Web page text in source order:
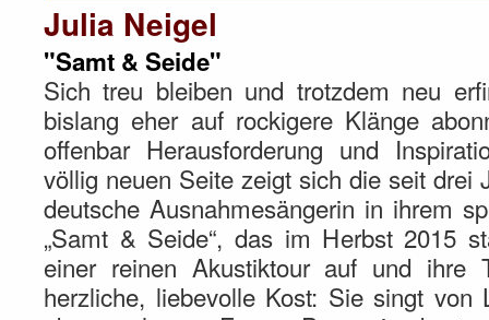
Julia Neigel
"Samt & Seide"
Sich treu bleiben und trotzdem neu
bislang eher auf rockigere Klänge
offenbar Herausforderung und
völlig neuen Seite zeigt sich die seit drei
deutsche Ausnahmesängerin in ihrem
„Samt & Seide“, das im Herbst 2015
einer reinen Akustiktour auf und ihre
herzliche, liebevolle Kost: Sie singt von